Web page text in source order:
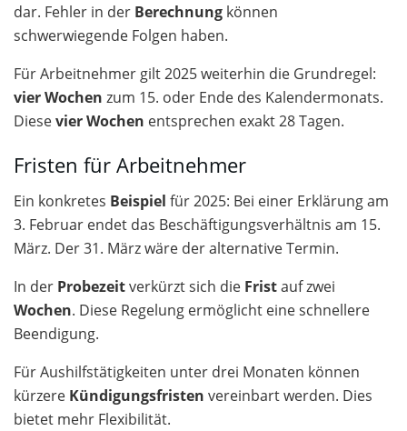
dar. Fehler in der Berechnung können
schwerwiegende Folgen haben.
Für Arbeitnehmer gilt 2025 weiterhin die Grundregel:
vier Wochen zum 15. oder Ende des Kalendermonats.
Diesevier Wochen entsprechen exakt 28 Tagen.
Fristen für Arbeitnehmer
Ein konkretes Beispiel für 2025: Bei einer Erklärung am
3. Februar endet das Beschäftigungsverhältnis am 15.
März. Der 31. März wäre der alternative Termin.
In der Probezeitverkürzt sich die Fristauf zwei
Wochen. Diese Regelung ermöglicht eine schnellere
Beendigung.
Für Aushilfstätigkeiten unter drei Monaten können
kürzere Kündigungsfristen vereinbart werden. Dies
bietet mehr Flexibilität.